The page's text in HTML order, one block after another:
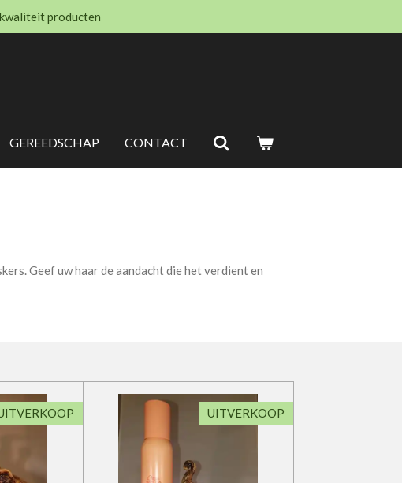
producten
GEREEDSCHAP CONTACT
Geef uw haar de aandacht die het verdient en
UITVERKOOP